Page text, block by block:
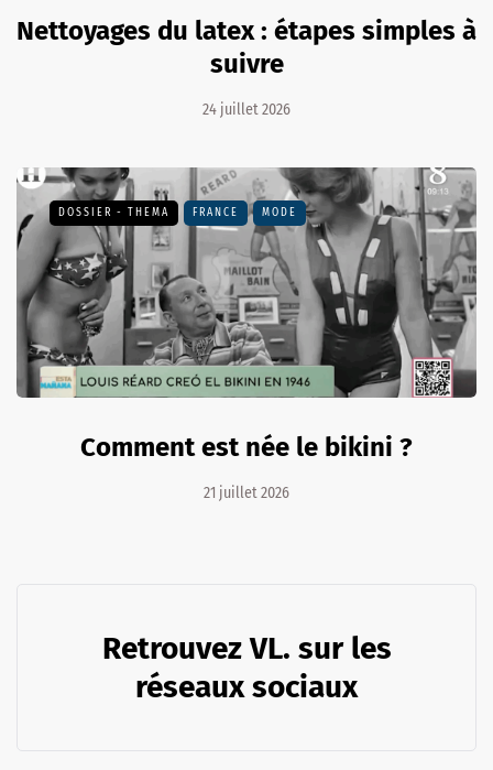
Nettoyages du latex : étapes simples à
suivre
24 juillet 2026
DOSSIER - THEMA FRANCE MODE
Comment est née le bikini ?
21 juillet 2026
Retrouvez VL. sur les
réseaux sociaux